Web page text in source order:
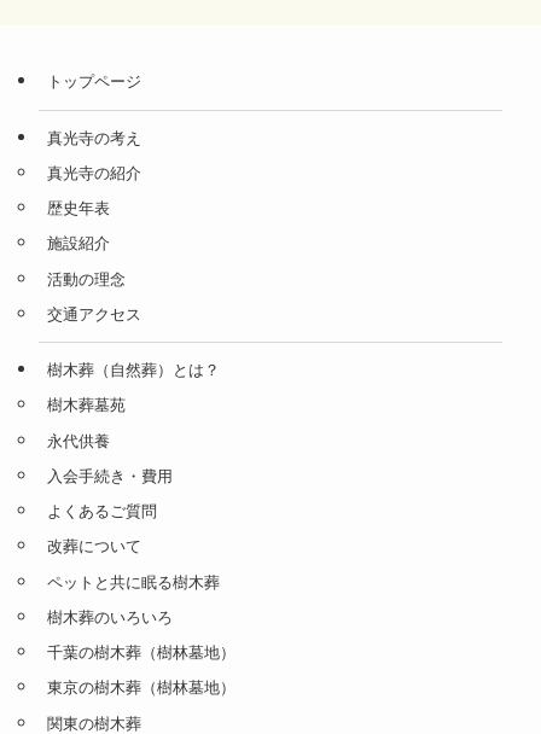
トップページ
真光寺の考え
真光寺の紹介
歴史年表
施設紹介
活動の理念
交通アクセス
樹木葬（自然葬）とは？
樹木葬墓苑
永代供養
入会手続き・費用
よくあるご質問
改葬について
ペットと共に眠る樹木葬
樹木葬のいろいろ
千葉の樹木葬（樹林墓地）
東京の樹木葬（樹林墓地）
関東の樹木葬